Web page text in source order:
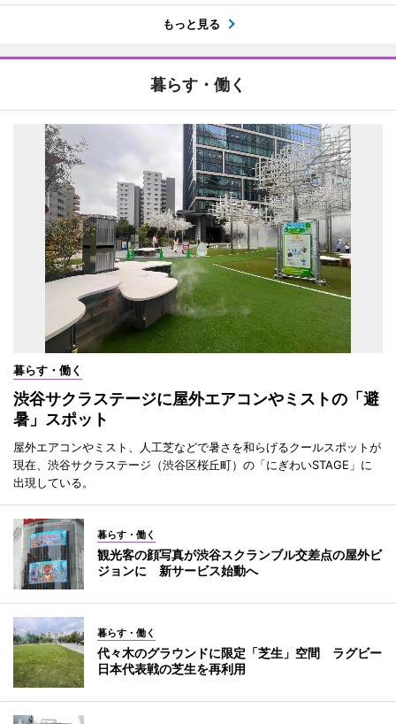
もっと見る
暮らす・働く
暮らす・働く
渋谷サクラステージに屋外エアコンやミストの「避
暑」スポット
屋外エアコンやミスト、人工芝などで暑さを和らげるクールスポットが
現在、渋谷サクラステージ（渋谷区桜丘町）の「にぎわいSTAGE」に
出現している。
暮らす・働く
観光客の顔写真が渋谷スクランブル交差点の屋外ビ
ジョンに 新サービス始動へ
暮らす・働く
代々木のグラウンドに限定「芝生」空間 ラグビー
日本代表戦の芝生を再利用